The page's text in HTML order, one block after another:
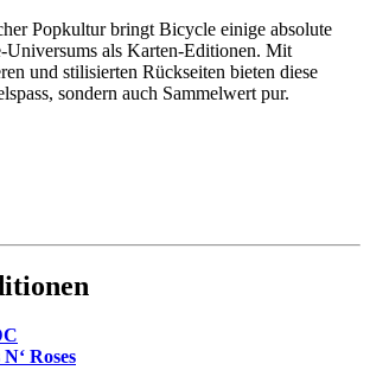
Popkultur bringt Bicycle einige absolute
Universums als Karten-Editionen. Mit
und stilisierten Rückseiten bieten diese
sondern auch Sammelwert pur.
Roses